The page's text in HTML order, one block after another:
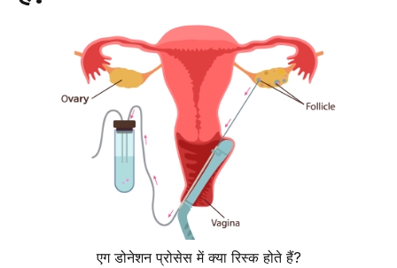
एग डोनेशन प्रोसेस में क्या रिस्क होते हैं?